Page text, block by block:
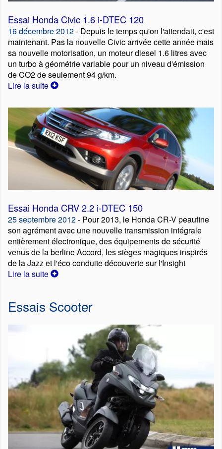
Essai Honda Civic 1.6 i-DTEC 120
16 décembre 2012- Depuis le temps qu'on l'attendait, c'est
maintenant. Pas la nouvelle Civic arrivée cette année mais
sa nouvelle motorisation, un moteur diesel 1.6 litres avec
un turbo à géométrie variable pour un niveau d'émission
de CO2 de seulement 94 g/km.
Lire la suite
Essai Honda CRV 2.2 i-DTEC 150
25 septembre 2012- Pour 2013, le Honda CR-V peaufine
son agrément avec une nouvelle transmission intégrale
entièrement électronique, des équipements de sécurité
venus de la berline Accord, les sièges magiques inspirés
de la Jazz et l'éco conduite découverte sur l'Insight
Lire la suite
Essais Scooter